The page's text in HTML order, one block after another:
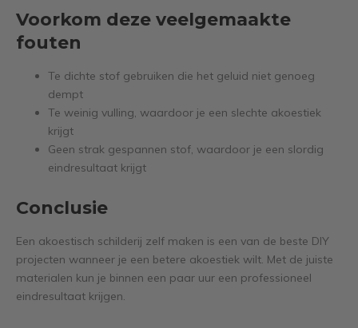
Voorkom deze veelgemaakte
fouten
Te dichte stof gebruiken die het geluid niet genoeg
dempt
Te weinig vulling, waardoor je een slechte akoestiek
krijgt
Geen strak gespannen stof, waardoor je een slordig
eindresultaat krijgt
Conclusie
Een akoestisch schilderij zelf maken is een van de beste DIY
projecten wanneer je een betere akoestiek wilt. Met de juiste
materialen kun je binnen een paar uur een professioneel
eindresultaat krijgen.